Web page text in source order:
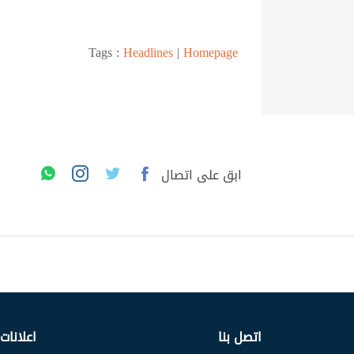
Tags :Headlines|Homepage
ابق على اتصال
اتصل بنا